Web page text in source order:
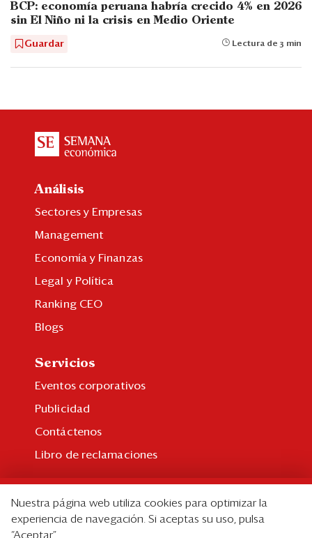
BCP: economía peruana habría crecido 4% en 2026
sin El Niño ni la crisis en Medio Oriente
Guardar Lectura de 3 min
Análisis
Sectores y Empresas
Management
Economía y Finanzas
Legal y Política
Ranking CEO
Blogs
Servicios
Eventos corporativos
Publicidad
Contáctenos
Libro de reclamaciones
Suscripción individual
Nuestra página web utiliza cookies para optimizar la
experiencia de navegación. Si aceptas su uso, pulsa
“Aceptar”.